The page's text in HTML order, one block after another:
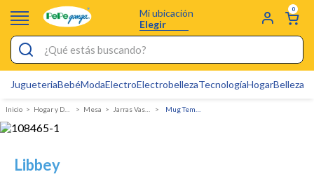
Mi ubicación
Elegir
0
¿Qué estás buscando?
JugueteriaBebéModaElectroElectrobellezaTecnologíaHogarBelleza
Hogar y Decoracion Mesa Jarras Vasos y Copas
Libbey
Pijamas
Figuras Toy Story